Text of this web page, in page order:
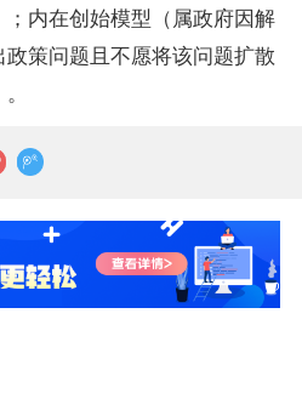
内在创始模型（属政府因解
策问题且不愿将该问题扩散